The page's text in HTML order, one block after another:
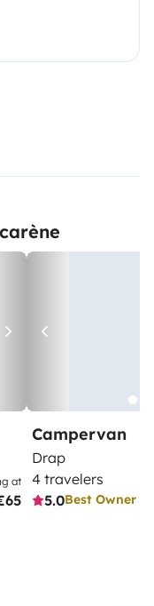
at
Campervan
Drap
4 travelers
5.0Best Owner